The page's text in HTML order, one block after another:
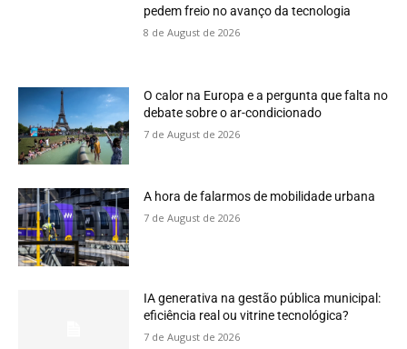
pedem freio no avanço da tecnologia
8 de August de 2026
O calor na Europa e a pergunta que falta no
debate sobre o ar-condicionado
7 de August de 2026
A hora de falarmos de mobilidade urbana
7 de August de 2026
IA generativa na gestão pública municipal:
eficiência real ou vitrine tecnológica?
7 de August de 2026